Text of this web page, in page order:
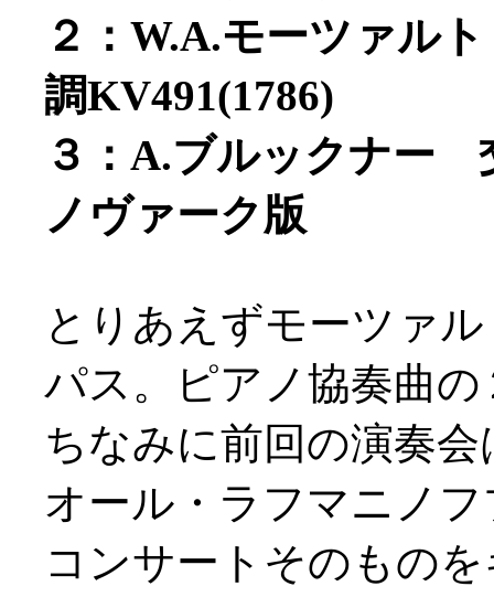
２：W.A.モーツァル
調KV491(1786)
３：A.ブルックナー
ノヴァーク版
とりあえずモーツァ
パス。ピアノ協奏曲
ちなみに前回の演奏
オール・ラフマニノ
コンサートそのもの